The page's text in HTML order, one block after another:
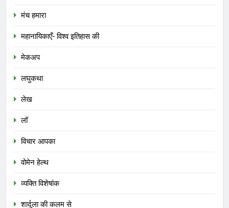
मंच हमारा
महानायिकाएँ- विश्व इतिहास की
मेकअप
लघुकथा
लेख
लॉ
विचार आपका
वोमेन हेल्थ
व्यक्ति विशेषांक
शार्दुला की कलम से